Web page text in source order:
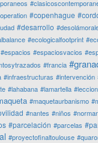
#copenhague
#desarrollo
#ecologicalfootprint
#espacios #espaciosvacios
#francia
#infraestructuras #intervención
#lahabana #lamartella
#maquetaurbanismo
#nantes #niños
#parcelación #parcelas
#proyectofinaltoulouse